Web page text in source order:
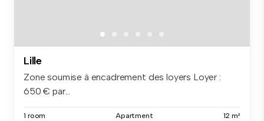
Lille
Zone soumise à encadrement des loyers Loyer :
650 € par...
1 room Apartment 12 m²